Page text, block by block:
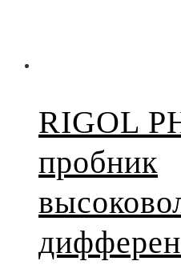
RIGOL
пробник